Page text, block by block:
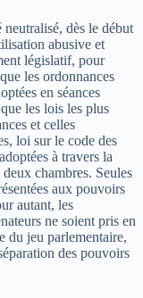
neutralisé, dès le début
abusive et
législatif, pour
les ordonnances
en séances
les lois les plus
et celles
loi sur le code des
à travers la
chambres. Seules
aux pouvoirs
autant, les
ne soient pris en
du jeu parlementaire,
des pouvoirs